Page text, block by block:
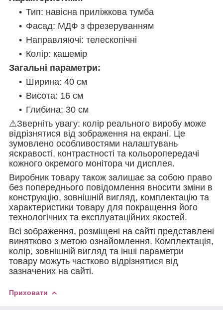
Тип: навісна приліжкова тумба
Фасад: МДФ з фрезеруванням
Направляючі: телескопічні
Колір: кашемір
Загальні параметри:
Ширина: 40 см
Висота: 16 см
Глибина: 30 см
⚠Зверніть увагу: колір реального виробу може
відрізнятися від зображення на екрані. Це
зумовлено особливостями налаштувань
яскравості, контрастності та кольоропередачі
кожного окремого монітора чи дисплея.
Виробник товару також залишає за собою право
без попереднього повідомлення вносити зміни в
конструкцію, зовнішній вигляд, комплектацію та
характеристики товару для покращення його
технологічних та експлуатаційних якостей.
Всі зображення, розміщені на сайті представлені
винятково з метою ознайомлення. Комплектація,
колір, зовнішній вигляд та інші параметри
товару можуть частково відрізнятися від
зазначених на сайті.
Приховати